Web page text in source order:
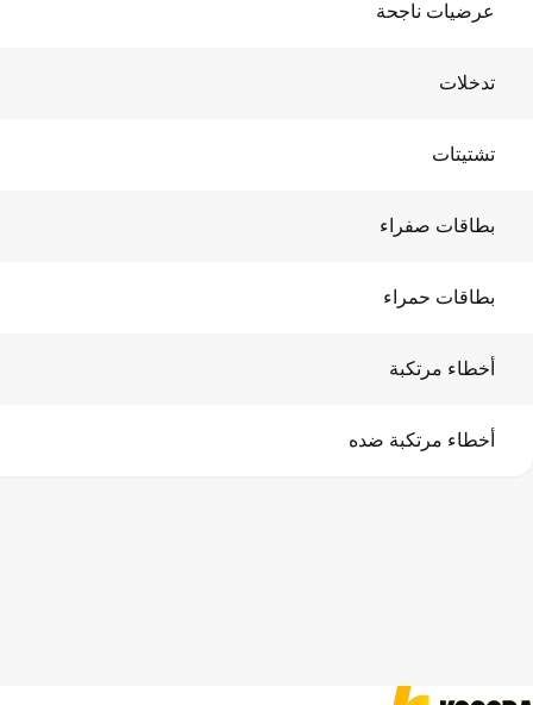
عرضيات ناجحة
تدخلات
تشتيتات
بطاقات صفراء
بطاقات حمراء
أخطاء مرتكبة
أخطاء مرتكبة ضده